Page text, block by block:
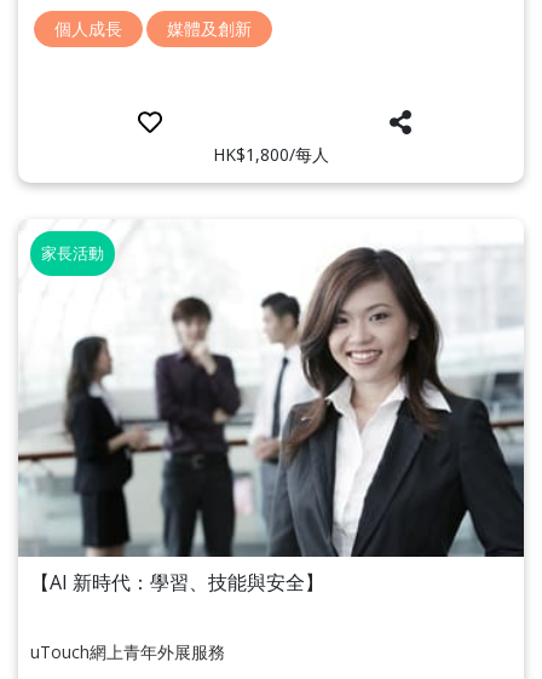
個人成長 媒體及創新
HK$1,800/每人
家長活動
【AI 新時代：學習、技能與安全】
uTouch網上青年外展服務